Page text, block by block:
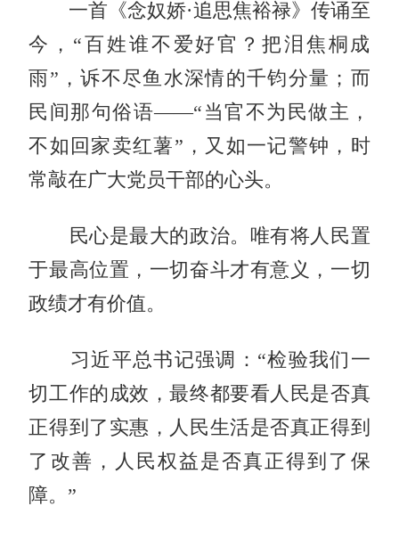
一首《念奴娇·追思焦裕禄》传诵至
今，“百姓谁不爱好官？把泪焦桐成
雨”，诉不尽鱼水深情的千钧分量；而
民间那句俗语——“当官不为民做主，
不如回家卖红薯”，又如一记警钟，时
常敲在广大党员干部的心头。
民心是最大的政治。唯有将人民置
于最高位置，一切奋斗才有意义，一切
政绩才有价值。
习近平总书记强调：“检验我们一
切工作的成效，最终都要看人民是否真
正得到了实惠，人民生活是否真正得到
了改善，人民权益是否真正得到了保
障。”